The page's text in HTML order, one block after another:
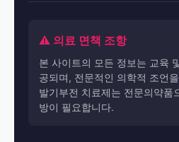
⚠️ 의료 면책 조항
본 사이트의 모든 정보는 교육
공되며, 전문적인 의학적 조언
발기부전 치료제는 전문의약품
방이 필요합니다.